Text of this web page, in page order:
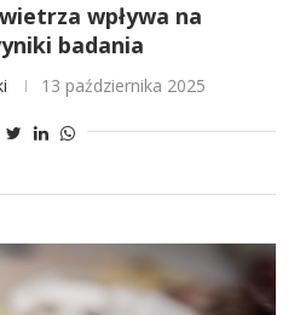
wpływa na
badania
13 października 2025